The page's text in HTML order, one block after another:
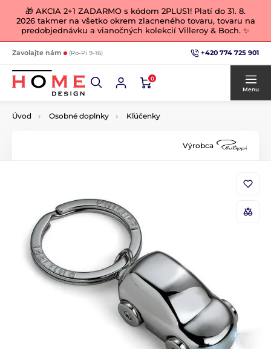
🎁 AKCIA 2+1 ZADARMO s kódom 2PLUS1! Platí do 31. 8.
2026 takmer na všetko okrem zlacneného tovaru, tovaru na
predobjednávku a vianočných kolekcií Villeroy & Boch. ✨
Zavolajte nám (Po-Pi 9-16) +420 774 725 901
0
Menu
Úvod Osobné doplnky Kľúčenky
Výrobca